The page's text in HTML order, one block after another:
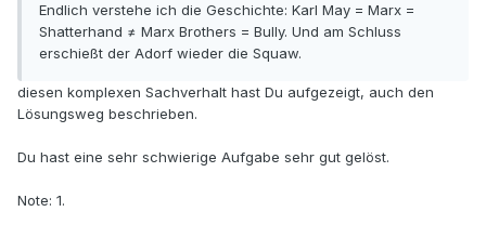
Endlich verstehe ich die Geschichte: Karl May = Marx =
Shatterhand ≠ Marx Brothers = Bully. Und am Schluss
erschießt der Adorf wieder die Squaw.
diesen komplexen Sachverhalt hast Du aufgezeigt, auch den
Lösungsweg beschrieben.
Du hast eine sehr schwierige Aufgabe sehr gut gelöst.
Note: 1.